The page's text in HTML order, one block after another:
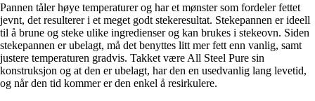
Pannen tåler høye temperaturer og har et mønster som fordeler fettet
jevnt, det resulterer i et meget godt stekeresultat. Stekepannen er ideell
til å brune og steke ulike ingredienser og kan brukes i stekeovn. Siden
stekepannen er ubelagt, må det benyttes litt mer fett enn vanlig, samt
justere temperaturen gradvis. Takket være All Steel Pure sin
konstruksjon og at den er ubelagt, har den en usedvanlig lang levetid,
og når den tid kommer er den enkel å resirkulere.